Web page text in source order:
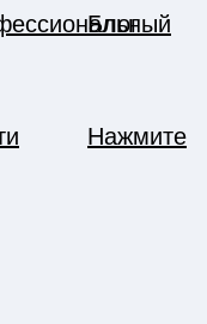
Блог
Нажмите